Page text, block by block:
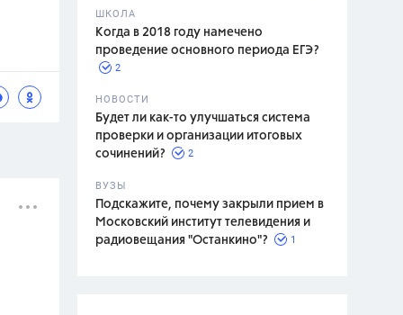
ШКОЛА
Когда в 2018 году намечено
проведение основного периода ЕГЭ?
2
НОВОСТИ
Будет ли как-то улучшаться система
проверки и организации итоговых
сочинений?
2
ВУЗЫ
Подскажите, почему закрыли прием в
Московский институт телевидения и
радиовещания "Останкино"?
1